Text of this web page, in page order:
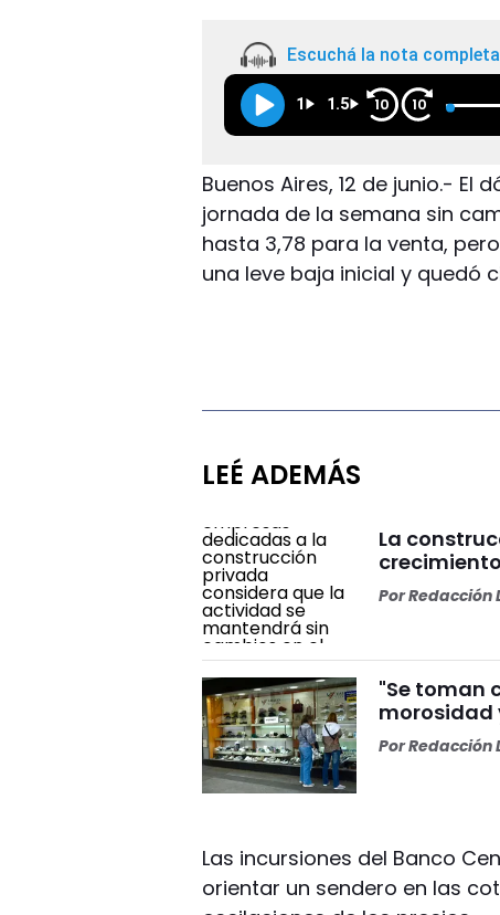
Escuchá la nota completa
1 1.5 10 10
Buenos Aires, 12 de junio.-
jornada de la semana sin
hasta 3,78 para la venta,
una leve baja inicial y quedó
LEÉ ADEMÁS
La
PorRedacción
"Se toman
morosidad
PorRedacción
Las incursiones del Banco
orientar un sendero en las